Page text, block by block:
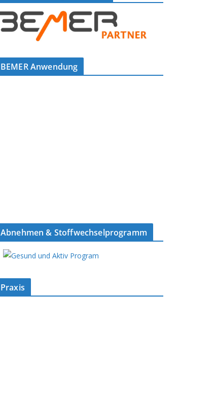
BEMER Anwendung
Abnehmen & Stoffwechselprogramm
Praxis